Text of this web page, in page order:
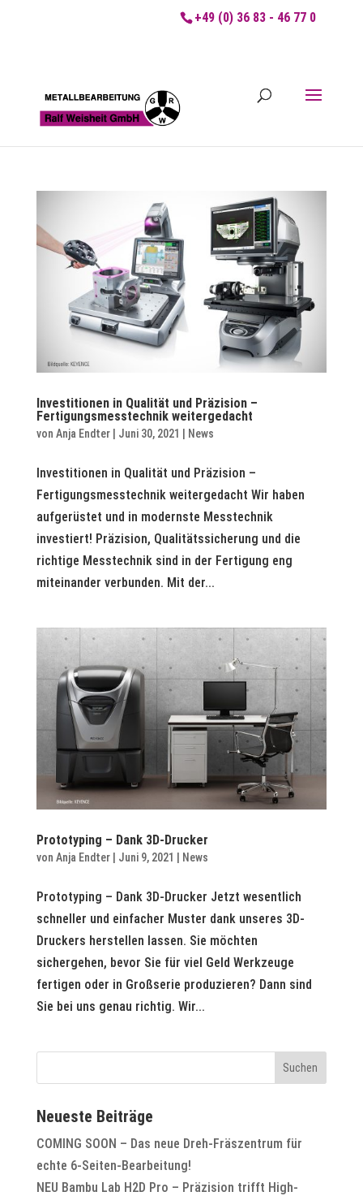
+49 (0) 36 83 - 46 77 0
Investitionen in Qualität und Präzision –
Fertigungsmesstechnik weitergedacht
von Anja Endter| Juni 30, 2021 News
Investitionen in Qualität und Präzision –
Fertigungsmesstechnik weitergedacht Wir haben
aufgerüstet und in modernste Messtechnik
investiert! Präzision, Qualitätssicherung und die
richtige Messtechnik sind in der Fertigung eng
miteinander verbunden. Mit der...
Prototyping – Dank 3D-Drucker
von Anja Endter| Juni 9, 2021 News
Prototyping – Dank 3D-Drucker Jetzt wesentlich
schneller und einfacher Muster dank unseres 3D-
Druckers herstellen lassen. Sie möchten
sichergehen, bevor Sie für viel Geld Werkzeuge
fertigen oder in Großserie produzieren? Dann sind
Sie bei uns genau richtig. Wir...
Neueste Beiträge
COMING SOON – Das neue Dreh-Fräszentrum für
echte 6-Seiten-Bearbeitung!
NEU Bambu Lab H2D Pro – Präzision trifft High-